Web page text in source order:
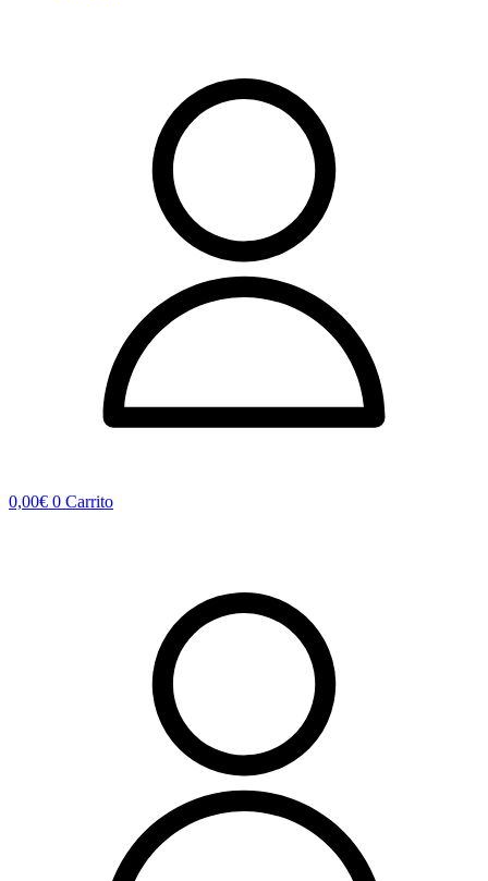
0,00€ 0 Carrito